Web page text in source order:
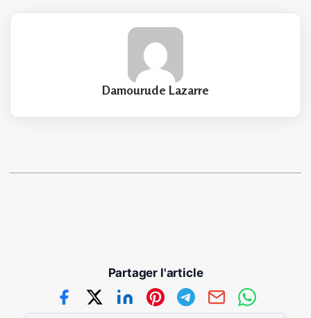
Damourude Lazarre
Partager l'article